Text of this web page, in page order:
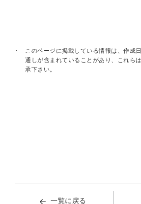
このページに掲載している情報は、作成
通しが含まれていることがあり、これら
承下さい。
一覧に戻る